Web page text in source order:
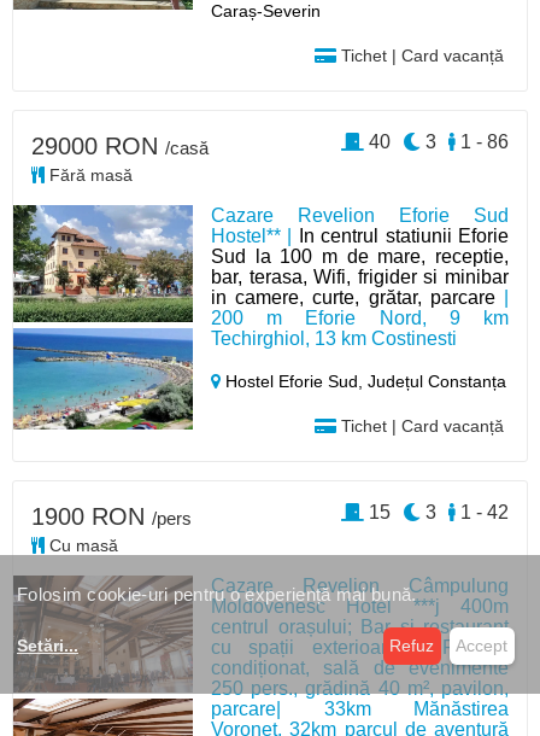
Caraș-Severin
Tichet | Card vacanță
Cazare Revelion Eforie Sud
Hostel** |
In centrul statiunii Eforie
Sud la 100 m de mare, receptie,
bar, terasa, Wifi, frigider si minibar
in camere, curte, grătar, parcare|
200 m Eforie Nord, 9 km
Techirghiol, 13 km Costinesti
Hostel Eforie Sud,Județul Constanța
Tichet | Card vacanță
29000 RON /casă
Fără masă
1 - 86
3
40
Cazare Revelion Câmpulung
Moldovenesc Hotel ***j 400m
centrul orașului; Bar și restaurant
cu spații exterioare, WIFI, aer
condiționat, sală de evenimente
250 pers., grădină 40 m², pavilon,
parcare| 33km Mănăstirea
Voroneț, 32km parcul de aventură
1900 RON /pers
Cu masă
1 - 42
3
15
Folosim cookie-uri pentru o experiență mai bună.
Setări... Refuz Accept